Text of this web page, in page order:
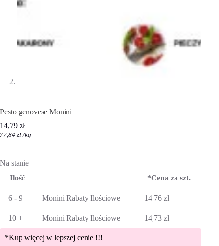
Pesto genovese Monini
14,79 zł
77,84 zł /kg
Na stanie
Ilość
*Cena za szt.
6 - 9 Monini Rabaty Ilościowe 14,76 zł
10 + Monini Rabaty Ilościowe 14,73 zł
*Kup więcej w lepszej cenie !!!